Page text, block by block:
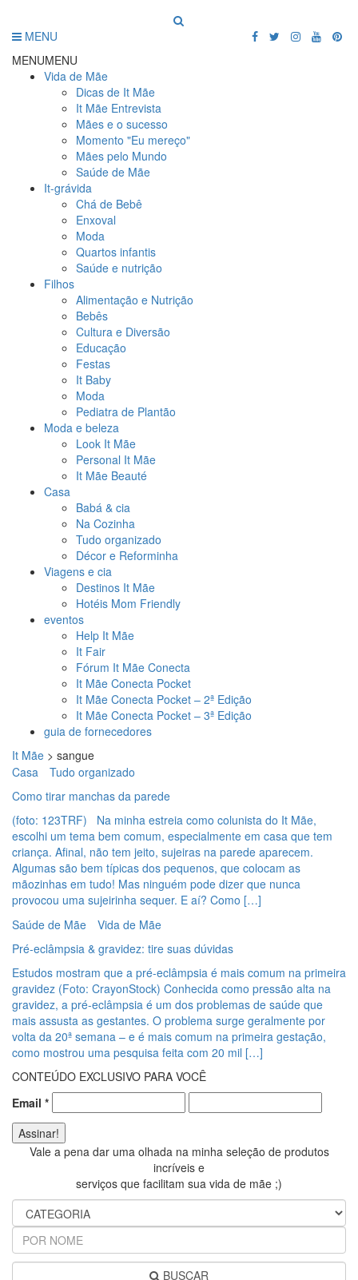
MENU
MENUMENU
Vida de Mãe
Dicas de It Mãe
It Mãe Entrevista
Mães e o sucesso
Momento "Eu mereço"
Mães pelo Mundo
Saúde de Mãe
It-grávida
Chá de Bebê
Enxoval
Moda
Quartos infantis
Saúde e nutrição
Filhos
Alimentação e Nutrição
Bebês
Cultura e Diversão
Educação
Festas
It Baby
Moda
Pediatra de Plantão
Moda e beleza
Look It Mãe
Personal It Mãe
It Mãe Beauté
Casa
Babá & cia
Na Cozinha
Tudo organizado
Décor e Reforminha
Viagens e cia
Destinos It Mãe
Hotéis Mom Friendly
eventos
Help It Mãe
It Fair
Fórum It Mãe Conecta
It Mãe Conecta Pocket
It Mãe Conecta Pocket – 2ª Edição
It Mãe Conecta Pocket – 3ª Edição
guia de fornecedores
It Mãe > sangue
Casa
Tudo organizado
Como tirar manchas da parede
(foto: 123TRF) Na minha estreia como colunista do It Mãe,
escolhi um tema bem comum, especialmente em casa que tem
criança. Afinal, não tem jeito, sujeiras na parede aparecem.
Algumas são bem típicas dos pequenos, que colocam as
mãozinhas em tudo! Mas ninguém pode dizer que nunca
provocou uma sujeirinha sequer. E aí? Como […]
Saúde de Mãe
Vida de Mãe
Pré-eclâmpsia & gravidez: tire suas dúvidas
Estudos mostram que a pré-eclâmpsia é mais comum na primeira
gravidez (Foto: CrayonStock) Conhecida como pressão alta na
gravidez, a pré-eclâmpsia é um dos problemas de saúde que
mais assusta as gestantes. O problema surge geralmente por
volta da 20ª semana – e é mais comum na primeira gestação,
como mostrou uma pesquisa feita com 20 mil […]
CONTEÚDO EXCLUSIVO PARA VOCÊ
Email *
Vale a pena dar uma olhada na minha seleção de produtos
incríveis e
serviços que facilitam sua vida de mãe ;)
BUSCAR